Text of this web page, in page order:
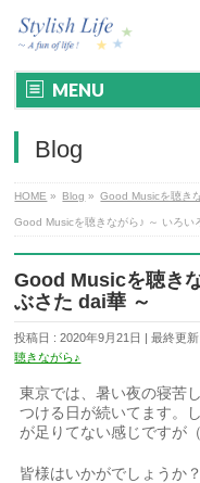
MENU
Blog
HOME » Blog » Good Musicを聴き
Good Musicを聴きながら♪ ～ いろい
Good Musicを聴き
ぶさた dai華 ～
投稿日 : 2020年9月21日 最終更
聴きながら♪
東京では、暑い夜の寝苦
つける日が続いてます。
が足りてない感じですが（
皆様はいかがでしょうか？